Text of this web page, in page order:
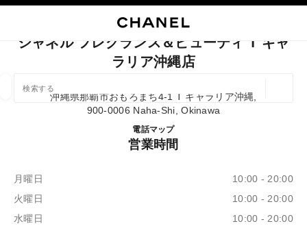
店舗の検索
この検索バーの下に候補が表示されます
0 提案あり
ブティックカードを閉じる シャネル フレグランス＆ビューティ T ギャラリア沖
シャネル フレグランス＆ビューティ T ギャ
ラリア沖縄店
沖縄県那覇市おもろまち4-1 T ギャラリア沖縄,
900-0006 Naha-Shi, Okinawa
電話0120-782-460
マップシャネル フレグランス＆ビ
営業時間
月曜日
10:00 - 20:00
火曜日
10:00 - 20:00
水曜日
10:00 - 20:00
以下に関するフィルター結果：
アイウェア取扱店